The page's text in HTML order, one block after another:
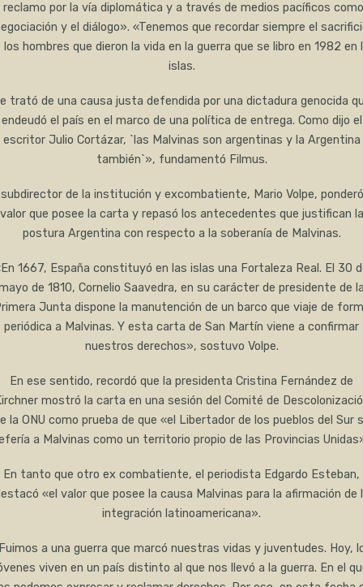
reclamo por la vía diplomática y a través de medios pacíficos
y el diálogo». «Tenemos que recordar siempre el
los hombres que dieron la vida en la guerra que se libro en 1982 en
islas.
trató de una causa justa defendida por una dictadura genocida
endeudó el país en el marco de una política de entrega. Como dijo el
escritor Julio Cortázar, `las Malvinas son argentinas y la Argentina
también`», fundamentó Filmus.
de la institución y excombatiente, Mario Volpe, ponderó
valor que posee la carta y repasó los antecedentes que justifican la
postura Argentina con respecto a la soberanía de Malvinas.
1667, España constituyó en las islas una Fortaleza Real. El 30
de 1810, Cornelio Saavedra, en su carácter de presidente de la
Junta dispone la manutención de un barco que viaje de
periódica a Malvinas. Y esta carta de San Martín viene a confirmar
nuestros derechos», sostuvo Volpe.
En ese sentido, recordó que la presidenta Cristina Fernández de
mostró la carta en una sesión del Comité de
la ONU como prueba de que «el Libertador de los pueblos del Sur
a Malvinas como un territorio propio de las Provincias
En tanto que otro ex combatiente, el periodista Edgardo Esteban,
«el valor que posee la causa Malvinas para la afirmación de
integración latinoamericana».
a una guerra que marcó nuestras vidas y juventudes. Hoy,
viven en un país distinto al que nos llevó a la guerra. En el